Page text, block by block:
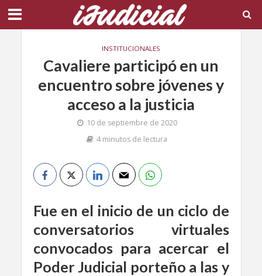
INSTITUCIONALES
Cavaliere participó en un
encuentro sobre jóvenes y
acceso a la justicia
10 de septiembre de 2020
4 minutos de lectura
Fue en el inicio de un ciclo de
conversatorios virtuales
convocados para acercar el
Poder Judicial porteño a las y